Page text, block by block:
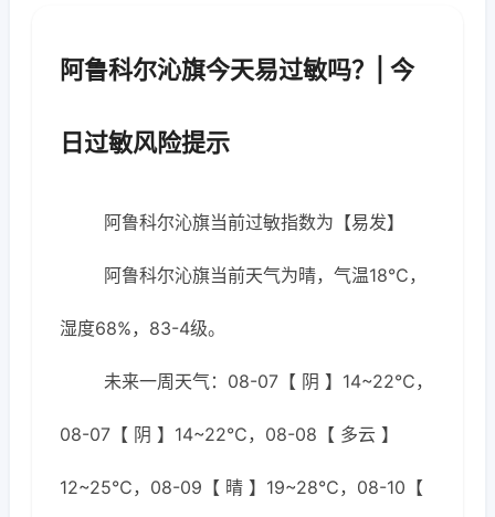
阿鲁科尔沁旗今天易过敏吗？| 今
日过敏风险提示
阿鲁科尔沁旗当前过敏指数为【易发】
阿鲁科尔沁旗当前天气为晴，气温18℃，
湿度68%，83-4级。
未来一周天气：08-07【 阴 】14~22℃，
08-07【 阴 】14~22℃，08-08【 多云 】
12~25℃，08-09【 晴 】19~28℃，08-10【